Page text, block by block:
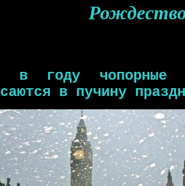
в году чопорные
в пучину